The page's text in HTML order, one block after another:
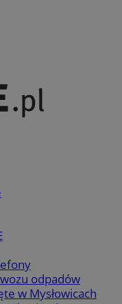
odpadów
w Mysłowicach